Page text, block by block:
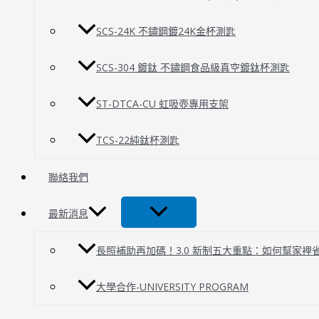
SCS-24K 不鏽鋼鍍24K金杯測匙
SCS-304 鍍鈦 不鏽鋼食品級真空鍍鈦杯測匙
ST-DTCA-CU 虹吸壺專用支架
TCS-22純鈦杯測匙
聯絡我們
最新消息
長照補助再加碼！3.0 新制五大重點：如何幫家裡
大學合作-UNIVERSITY PROGRAM